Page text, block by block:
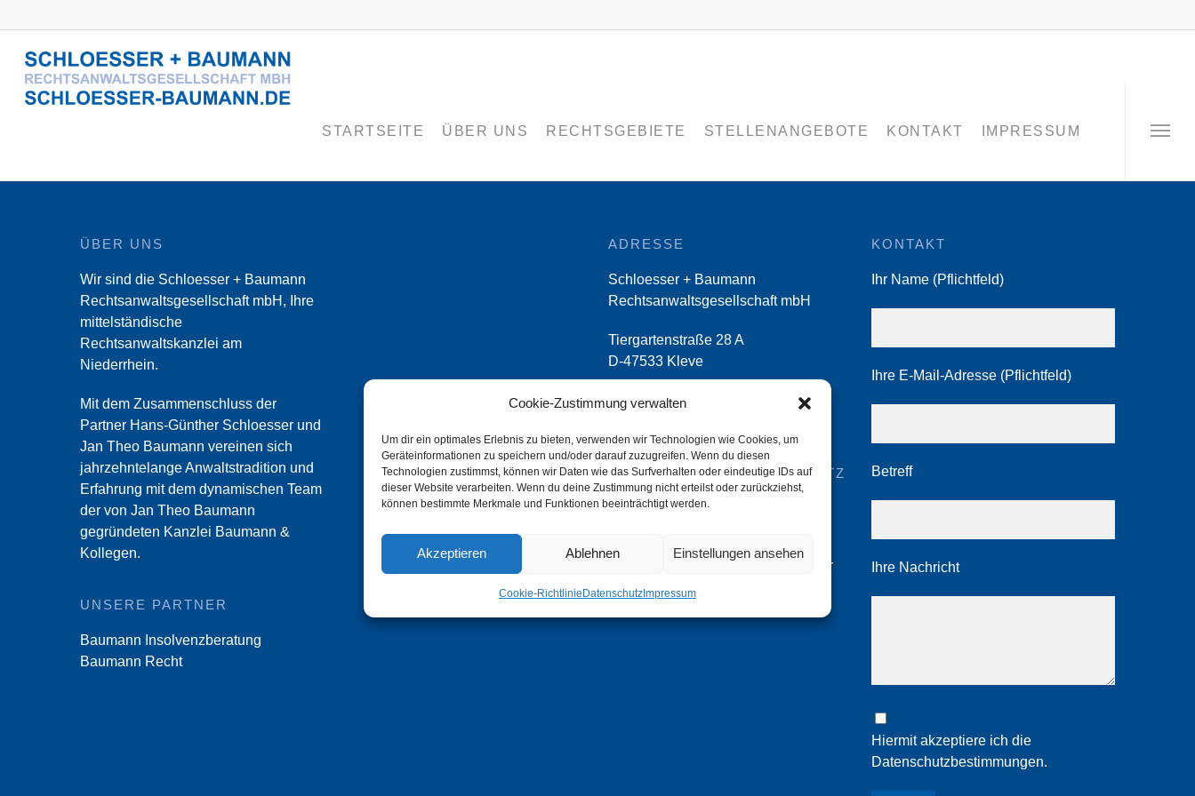
Cookie-Zustimmung verwalten
Um dir ein optimales Erlebnis zu bieten, verwenden wir Technologien wie Cookies, um
Geräteinformationen zu speichern und/oder darauf zuzugreifen. Wenn du diesen
Technologien zustimmst, können wir Daten wie das Surfverhalten oder eindeutige IDs auf
dieser Website verarbeiten. Wenn du deine Zustimmung nicht erteilst oder zurückziehst,
können bestimmte Merkmale und Funktionen beeinträchtigt werden.
Akzeptieren Ablehnen Einstellungen ansehen
Cookie-RichtlinieDatenschutzImpressum
STARTSEITE ÜBER UNS RECHTSGEBIETE STELLENANGEBOTE KONTAKT IMPRESSUM
ÜBER UNS
Wir sind die Schloesser + Baumann
Rechtsanwaltsgesellschaft mbH, Ihre
mittelständische
Rechtsanwaltskanzlei am
Niederrhein.
Mit dem Zusammenschluss der
Partner Hans-Günther Schloesser und
Jan Theo Baumann vereinen sich
jahrzehntelange Anwaltstradition und
Erfahrung mit dem dynamischen Team
der von Jan Theo Baumann
gegründeten Kanzlei Baumann &
Kollegen.
UNSERE PARTNER
Baumann Insolvenzberatung
Baumann Recht
ADRESSE
Schloesser + Baumann
Rechtsanwaltsgesellschaft mbH
Tiergartenstraße 28 A
D-47533 Kleve
Tel.:02821 89935-00
IMPRESSUM & DATENSCHUTZ
Impressum
Datenschutzeinstellungen Benutzer
Cookie-Richtlinie (EU)
KONTAKT
Ihr Name (Pflichtfeld)
Ihre E-Mail-Adresse (Pflichtfeld)
Betreff
Ihre Nachricht
Hiermit akzeptiere ich die
Datenschutzbestimmungen.